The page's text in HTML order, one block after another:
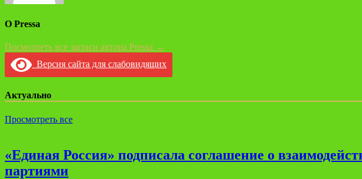
О Pressa
Посмотреть все записи автора Pressa →
Версия сайта для слабовидящих
Актуально
Просмотреть все
«Единая Россия» подписала соглашение о
партиями